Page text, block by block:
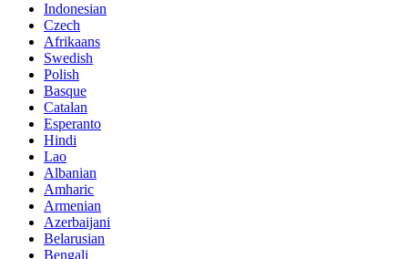
Indonesian
Czech
Afrikaans
Swedish
Polish
Basque
Catalan
Esperanto
Hindi
Lao
Albanian
Amharic
Armenian
Azerbaijani
Belarusian
Bengali